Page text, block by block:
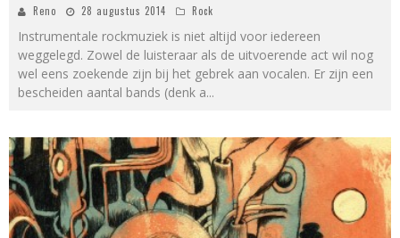
Reno 28 augustus 2014 Rock
Instrumentale rockmuziek is niet altijd voor iedereen
weggelegd. Zowel de luisteraar als de uitvoerende act wil nog
wel eens zoekende zijn bij het gebrek aan vocalen. Er zijn een
bescheiden aantal bands (denk a...